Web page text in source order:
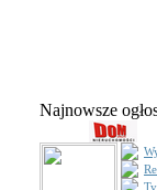
Najnowsze